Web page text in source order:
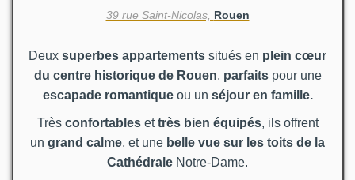
39 rue Saint-Nicolas, Rouen
Deux superbes appartements situés en plein cœur
du centre historique de Rouen, parfaits pour une
escapade romantique ou un séjour en famille.
Très confortables ettrès bien équipés, ils offrent
un grand calme, et une belle vue sur les toits de la
Cathédrale Notre-Dame.